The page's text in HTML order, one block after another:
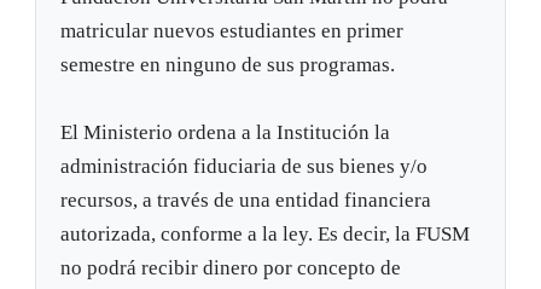
matricular nuevos estudiantes en primer
semestre en ninguno de sus programas.
El Ministerio ordena a la Institución la
administración fiduciaria de sus bienes y/o
recursos, a través de una entidad financiera
autorizada, conforme a la ley. Es decir, la FUSM
no podrá recibir dinero por concepto de